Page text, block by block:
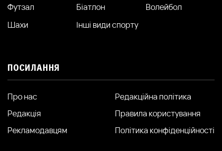
Футзал
Біатлон
Волейбол
Шахи
Інші види спорту
ПОСИЛАННЯ
Про нас
Редакція
Рекламодавцям
Редакційна політика
Правила користування
Політика конфіденційності